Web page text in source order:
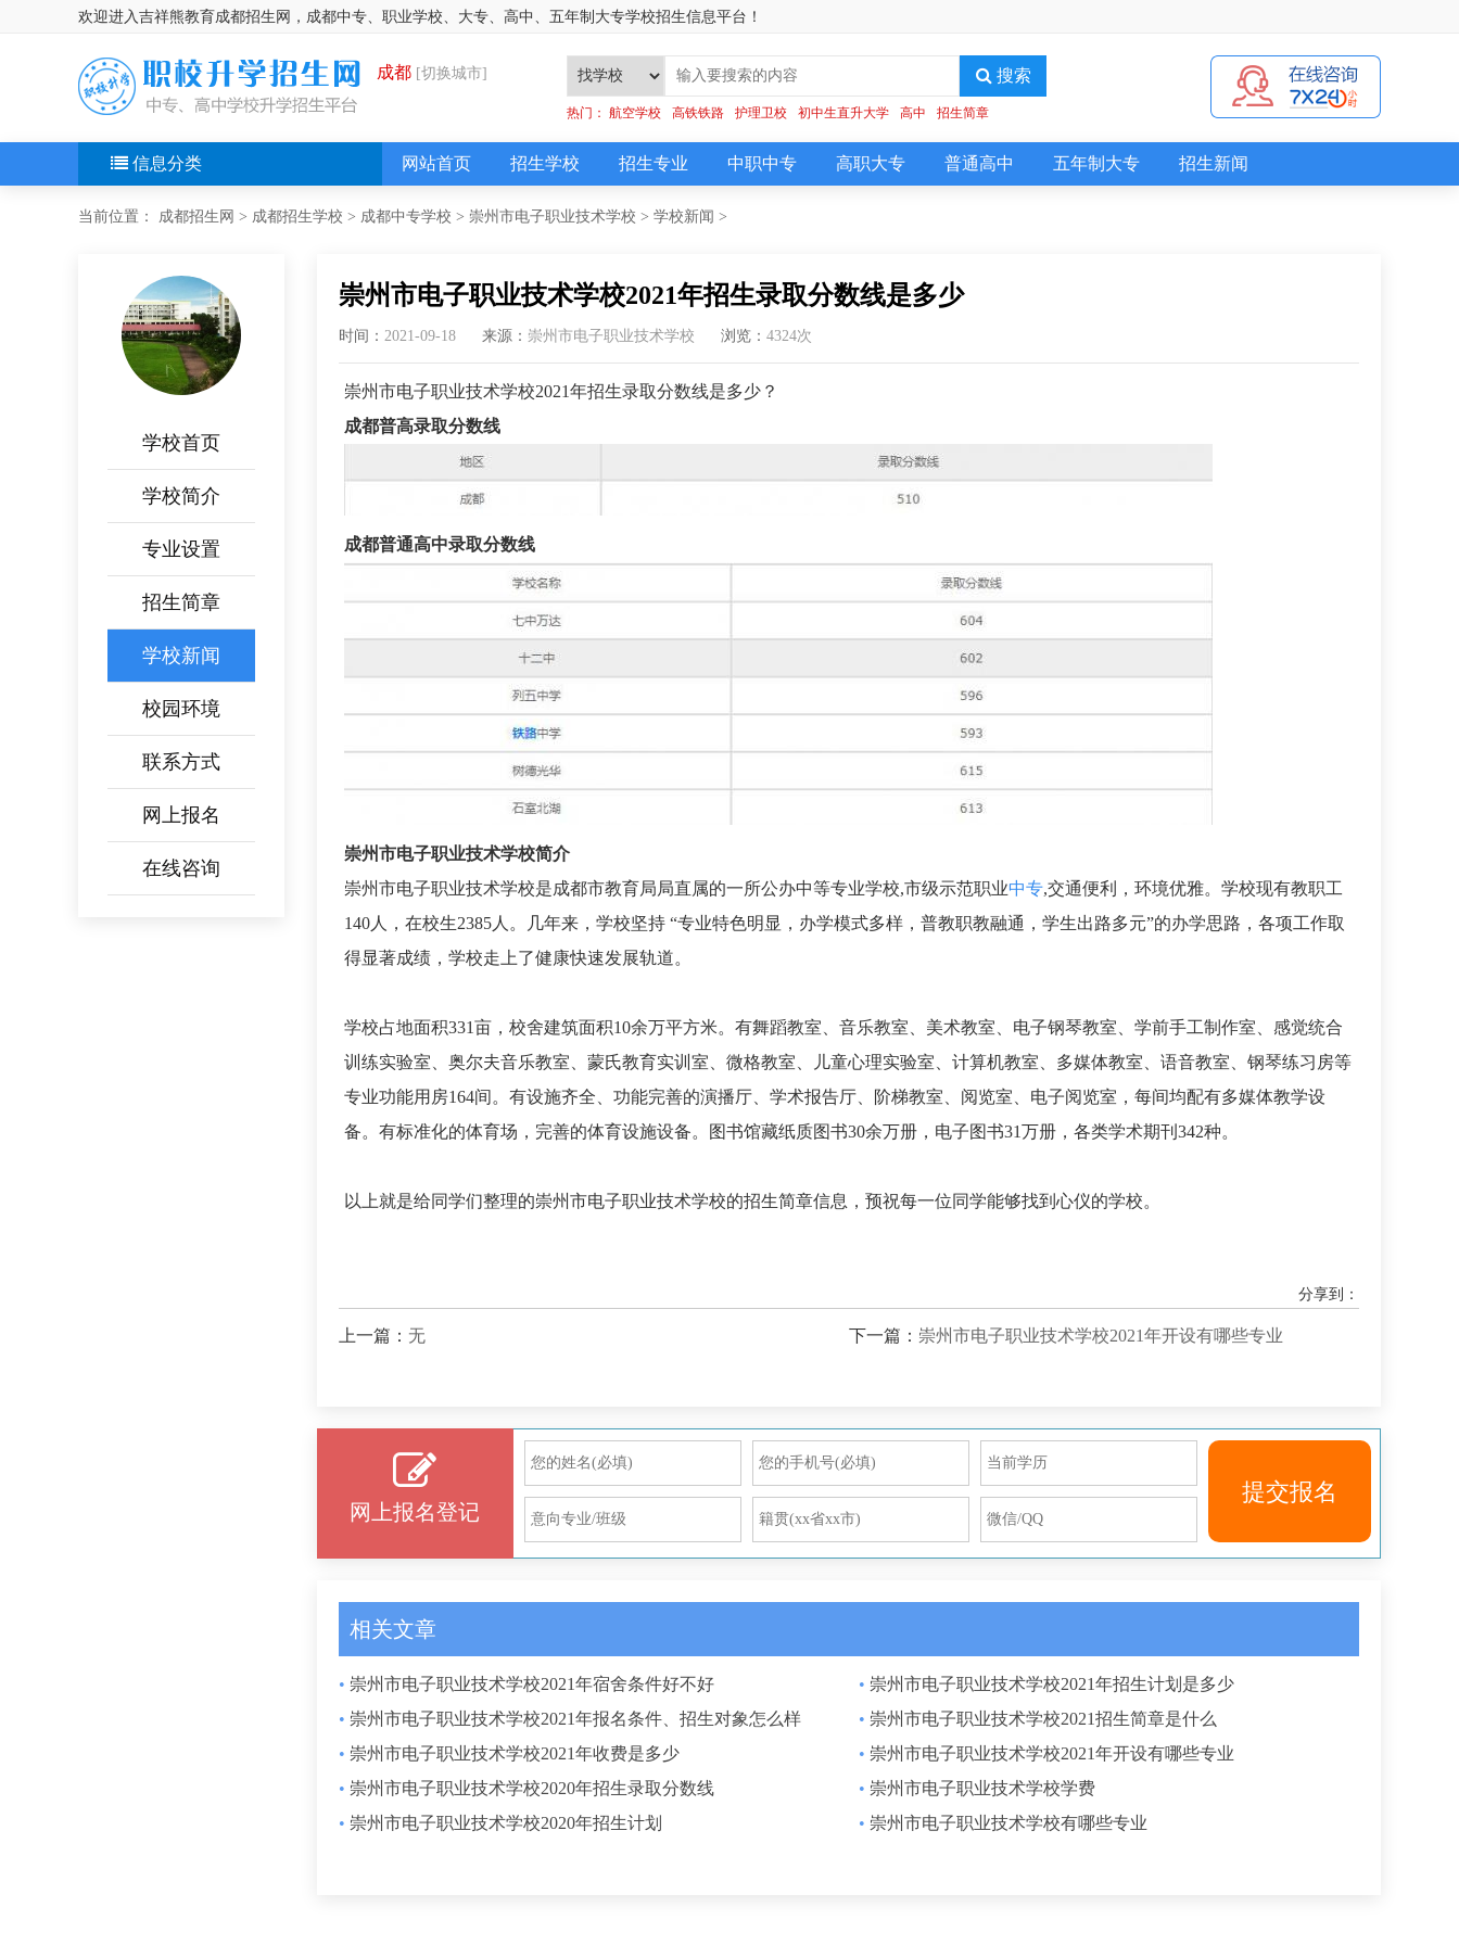
欢迎进入吉祥熊教育成都招生网，成都中专、职业学校、大专、高中、五年制大专学校招生信息平台！
成都 [切换城市] 搜索
热门： 航空学校 高铁铁路 护理卫校 初中生直升大学 高中 招生简章
网站首页 招生学校 招生专业 中职中专 高职大专 普通高中 五年制大专 招生新闻
信息分类
当前位置： 成都招生网 > 成都招生学校 > 成都中专学校 > 崇州市电子职业技术学校 > 学校新闻 >
学校首页
学校简介
专业设置
招生简章
学校新闻
校园环境
联系方式
网上报名
在线咨询
崇州市电子职业技术学校2021年招生录取分数线是多少
时间： 2021-09-18 来源： 崇州市电子职业技术学校 浏览： 4324次
崇州市电子职业技术学校2021年招生录取分数线是多少？
成都普高录取分数线
成都普通高中录取分数线
崇州市电子职业技术学校简介
崇州市电子职业技术学校是成都市教育局局直属的一所公办中等专业学校,市级示范职业中专,交通便利，环境优雅。学校现有教职工
140人，在校生2385人。几年来，学校坚持 “专业特色明显，办学模式多样，普教职教融通，学生出路多元”的办学思路，各项工作取
得显著成绩，学校走上了健康快速发展轨道。
学校占地面积331亩，校舍建筑面积10余万平方米。有舞蹈教室、音乐教室、美术教室、电子钢琴教室、学前手工制作室、感觉统合
训练实验室、奥尔夫音乐教室、蒙氏教育实训室、微格教室、儿童心理实验室、计算机教室、多媒体教室、语音教室、钢琴练习房等
专业功能用房164间。有设施齐全、功能完善的演播厅、学术报告厅、阶梯教室、阅览室、电子阅览室，每间均配有多媒体教学设
备。有标准化的体育场，完善的体育设施设备。图书馆藏纸质图书30余万册，电子图书31万册，各类学术期刊342种。
以上就是给同学们整理的崇州市电子职业技术学校的招生简章信息，预祝每一位同学能够找到心仪的学校。
分享到：
上一篇： 无 下一篇： 崇州市电子职业技术学校2021年开设有哪些专业
网上报名登记
提交报名
相关文章
• 崇州市电子职业技术学校2021年宿舍条件好不好 • 崇州市电子职业技术学校2021年招生计划是多少
• 崇州市电子职业技术学校2021年报名条件、招生对象怎么样 • 崇州市电子职业技术学校2021招生简章是什么
• 崇州市电子职业技术学校2021年收费是多少 • 崇州市电子职业技术学校2021年开设有哪些专业
• 崇州市电子职业技术学校2020年招生录取分数线 • 崇州市电子职业技术学校学费
• 崇州市电子职业技术学校2020年招生计划 • 崇州市电子职业技术学校有哪些专业